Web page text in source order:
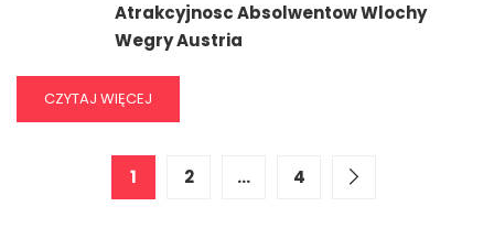
Atrakcyjnosc Absolwentow Wlochy
Wegry Austria
CZYTAJ WIĘCEJ
1 2 … 4